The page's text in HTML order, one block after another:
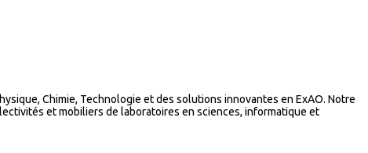
Chimie, Technologie et des solutions innovantes en ExAO. Notre
et mobiliers de laboratoires en sciences, informatique et